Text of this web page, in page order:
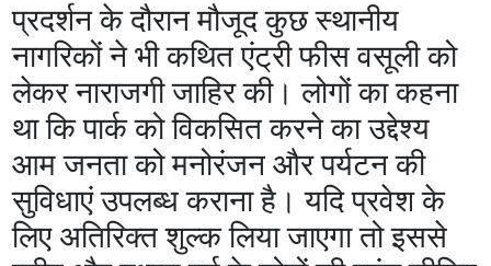
प्रदर्शन के दौरान मौजूद कुछ स्थानीय
नागरिकों ने भी कथित एंट्री फीस वसूली को
लेकर नाराजगी जाहिर की। लोगों का कहना
था कि पार्क को विकसित करने का उद्देश्य
आम जनता को मनोरंजन और पर्यटन की
सुविधाएं उपलब्ध कराना है। यदि प्रवेश के
लिए अतिरिक्त शुल्क लिया जाएगा तो इससे